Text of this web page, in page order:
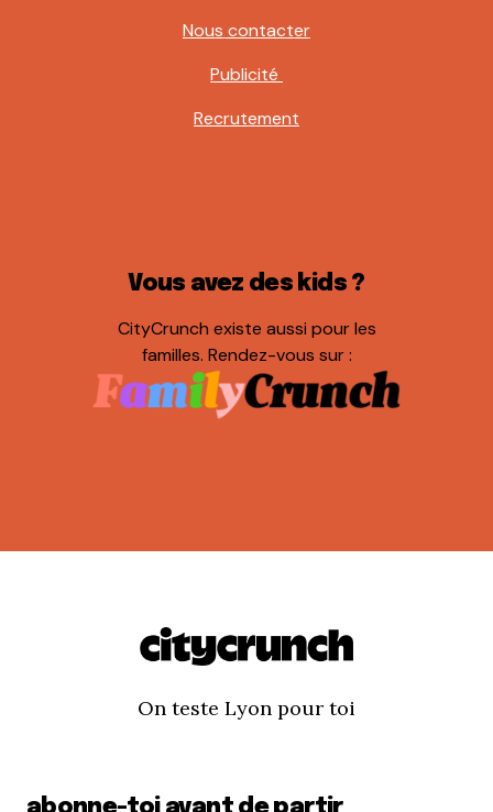
Nous contacter
Publicité
Recrutement
Vous avez des kids ?
CityCrunch existe aussi pour les
familles. Rendez-vous sur :
On teste Lyon pour toi